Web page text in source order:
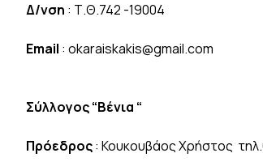
Δ/νση : Τ.Θ.742 -19004
Email : okaraiskakis@gmail.com
Σύλλογος “Βένια “
Πρόεδρος: Κουκουβάος Χρήστος